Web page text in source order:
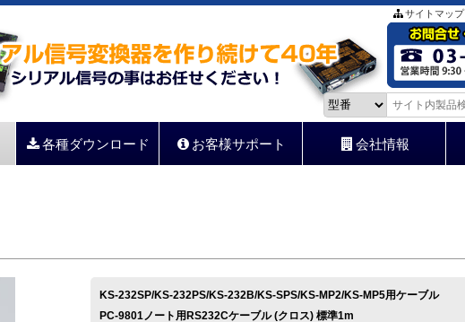
サイトマップ
各種ダウンロード お客様サポート 会社情報
KS-232SP/KS-232PS/KS-232B/KS-SPS/KS-MP2/KS-MP5用ケーブル
PC-9801ノート用RS232Cケーブル (クロス) 標準1m